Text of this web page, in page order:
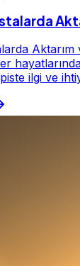
Aktarım
ilgi ve